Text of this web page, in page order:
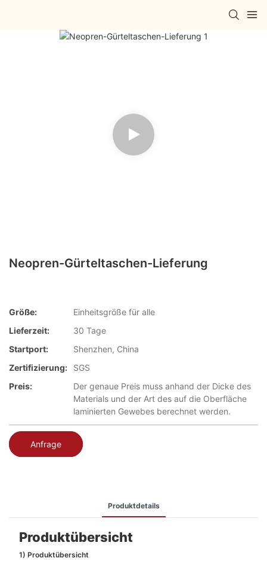
Neopren-Gürteltaschen-Lieferung
Größe:
Einheitsgröße für alle
Lieferzeit:
30 Tage
Startport:
Shenzhen, China
Zertifizierung:
SGS
Preis:
Der genaue Preis muss anhand der Dicke des
Materials und der Art des auf die Oberfläche
laminierten Gewebes berechnet werden.
Anfrage
Produktdetails
Produktübersicht
1) Produktübersicht